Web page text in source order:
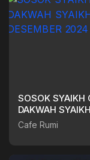
SOSOK SYAIKH
DAKWAH
DESEMBER 2024
Cafe Rumi